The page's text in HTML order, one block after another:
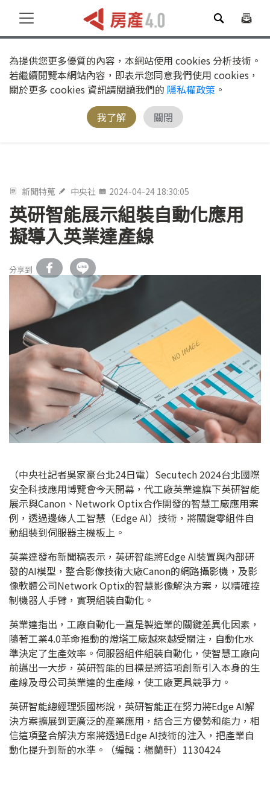
為提供您更多優質的內容，本網站使用 cookies 分析技術。
若繼續閱覽本網站內容，即表示您同意我們使用 cookies，
關於更多 cookies 資訊請閱讀我們的 隱私權政策 。
我了解
關閉
新聞特蒐 中央社 2024-04-24 18:30:05
英研智能展示組裝自動化應用
擬導入英業達產線
分享到
（中央社記者吳家豪台北24日電）Secutech 2024台北國際
安全科技應用博覽會今天開幕，代工廠英業達旗下英研智能
展示與Canon、Network Optix合作開發的智慧工廠應用案
例，透過邊緣人工智慧（Edge AI）技術，將關鍵零組件自
動組裝到伺服器主機板上。
英業達發布新聞稿表示，英研智能將Edge AI裝置與內部研
發的AI模型，整合影像技術大廠Canon的網路攝影機，及影
像軟體公司Network Optix的智慧影像解決方案，以精確控
制機器人手臂，實現組裝自動化。
英業達指出，工廠自動化一直是製造業的關鍵差異化因素，
隨著工業4.0革命推動的燈塔工廠越來越受關注，自動化水
準決定了生產效率。伺服器組件組裝自動化，使智慧工廠向
前邁出一大步，英研智能的目標是將這項創新引入本身的生
產線及母公司英業達的生產線，使工廠更具競爭力。
英研智能總經理張國彬說，英研智能正在努力將Edge AI解
決方案擴展到更廣泛的產業應用，結合三方優勢和能力，相
信這項整合解決方案將透過Edge AI技術的注入，把產業自
動化提升到新的水準。（編輯：楊蘭軒）1130424